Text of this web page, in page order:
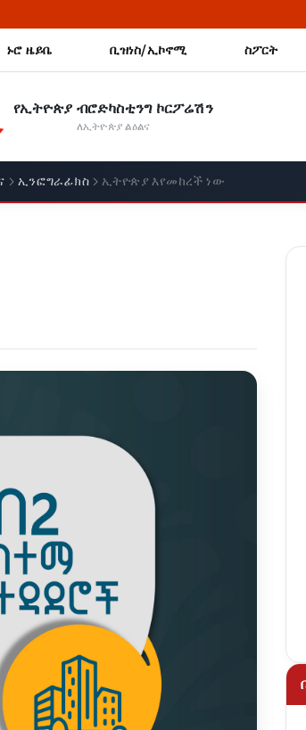
ኑሮ ዜይቤ ቢዝነስ/ኢኮኖሚ ስፖርት
የኢትዮጵያ ብሮድካስቲንግ ኮርፖሬሽን
ለኢትዮጵያ ልዕልና
ኢንፎግራፊክስ ኢትዮጵያ እየመከረች ነው